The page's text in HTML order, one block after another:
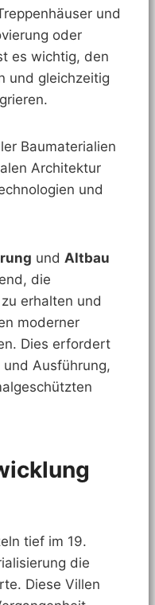
und
oder
es wichtig, den
und gleichzeitig
Baumaterialien
Architektur
und
und Altbau
die
erhalten und
moderner
Dies erfordert
Ausführung,
tief im 19.
die
Diese Villen